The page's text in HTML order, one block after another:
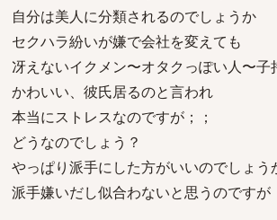
自分は美人に分類されるのでしょうか
セクハラ紛いが嫌で会社を変えても
冴えないイクメン〜オタクっぽい人〜子
かわいい、彼氏居るのと言われ
本当にストレスなのですが；；
どうなのでしょう？
やっぱり派手にした方がいいのでしょう
派手嫌いだし似合わないと思うのですが